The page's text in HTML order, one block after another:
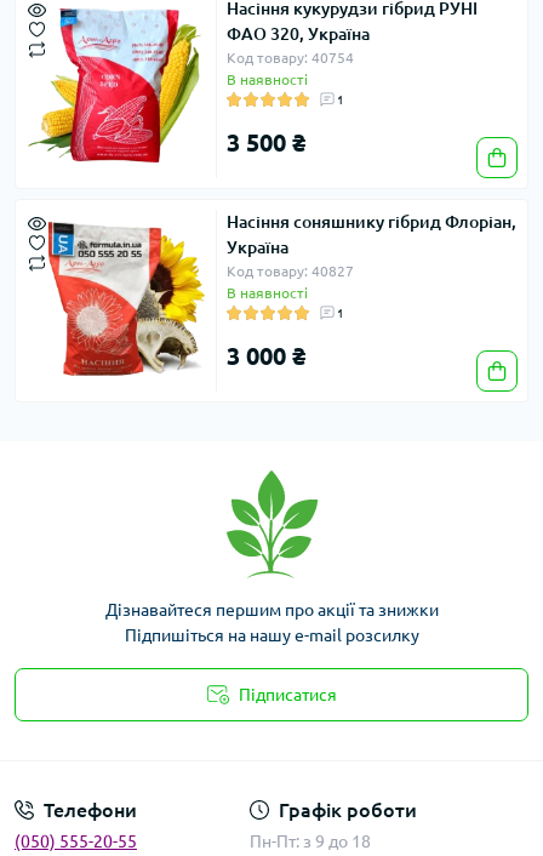
Насіння кукурудзи гібрид РУНІ
ФАО 320, Україна
Код товару: 40754
В наявності
1
3 500 ₴
Насіння соняшнику гібрид Флоріан,
Україна
Код товару: 40827
В наявності
1
3 000 ₴
Дізнавайтеся першим про акції та знижки
Підпишіться на нашу e-mail розсилку
Підписатися
Телефони
(050) 555-20-55
Графік роботи
Пн-Пт: з 9 до 18